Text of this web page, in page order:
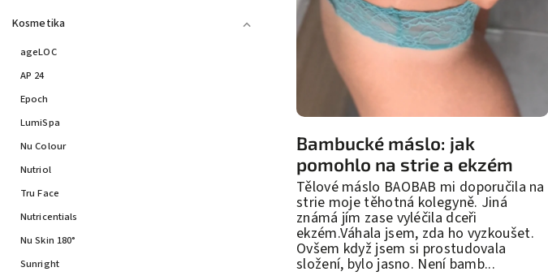
Kosmetika
ageLOC
AP 24
Epoch
LumiSpa
Nu Colour
Nutriol
Tru Face
Nutricentials
Nu Skin 180°
Sunright
Bambucké máslo: jak
pomohlo na strie a ekzém
Tělové máslo BAOBAB mi doporučila na
strie moje těhotná kolegyně. Jiná
známá jím zase vyléčila dceři
ekzém.Váhala jsem, zda ho vyzkoušet.
Ovšem když jsem si prostudovala
složení, bylo jasno. Není bamb...